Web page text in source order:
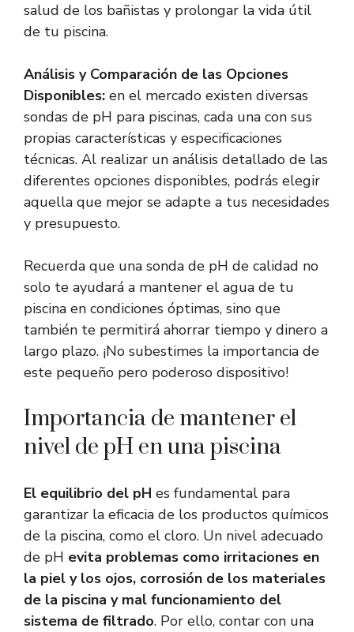
salud de los bañistas y prolongar la vida útil
de tu piscina.
Análisis y Comparación de las Opciones
Disponibles: en el mercado existen diversas
sondas de pH para piscinas, cada una con sus
propias características y especificaciones
técnicas. Al realizar un análisis detallado de las
diferentes opciones disponibles, podrás elegir
aquella que mejor se adapte a tus necesidades
y presupuesto.
Recuerda que una sonda de pH de calidad no
solo te ayudará a mantener el agua de tu
piscina en condiciones óptimas, sino que
también te permitirá ahorrar tiempo y dinero a
largo plazo. ¡No subestimes la importancia de
este pequeño pero poderoso dispositivo!
Importancia de mantener el
nivel de pH en una piscina
El equilibrio del pH es fundamental para
garantizar la eficacia de los productos químicos
de la piscina, como el cloro. Un nivel adecuado
de pH evita problemas como irritaciones en
la piel y los ojos, corrosión de los materiales
de la piscina y mal funcionamiento del
sistema de filtrado. Por ello, contar con una